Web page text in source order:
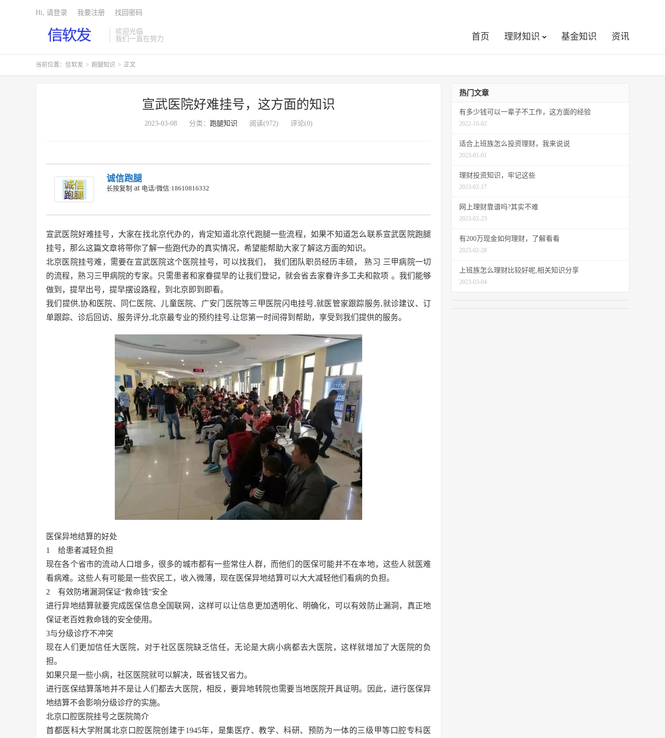
欢迎光临
我们一直在努力
首页 理财知识 基金知识 资讯
Hi, 请登录 我要注册 找回密码
当前位置： 信软发 > 跑腿知识 > 正文
宣武医院好难挂号，这方面的知识
2023-03-08 分类： 跑腿知识 阅读(972) 评论(0)
诚信跑腿
长按复制 at 电话/微信:18610816332
宣武医院好难挂号，大家在找北京代办的，肯定知道北京代跑腿一些流程，如果不知道怎么联系宣武医院跑腿
挂号，那么这篇文章将带你了解一些跑代办的真实情况，希望能帮助大家了解这方面的知识。
北京医院挂号难，需要在宣武医院这个医院挂号，可以找我们，
我们团队职员经历丰硕， 熟习 三甲病院一切
的流程，熟习三甲病院的专家。只需患者和家眷提早的让我们登记，就会省去家眷许多工夫和款项 。我们能够
做到，提早出号，提早摆设路程，到北京即到即看。
我们提供,协和医院、同仁医院、儿童医院、广安门医院等三甲医院闪电挂号,就医管家跟踪服务,就诊建议、订
单跟踪、诊后回访、服务评分,北京最专业的预约挂号.让您第一时间得到帮助，享受到我们提供的服务。
医保异地结算的好处
1 给患者减轻负担
现在各个省市的流动人口增多，很多的城市都有一些常住人群，而他们的医保可能并不在本地，这些人就医难
看病难。这些人有可能是一些农民工，收入微薄，现在医保异地结算可以大大减轻他们看病的负担。
2 有效防堵漏洞保证“救命钱”安全
进行异地结算就要完成医保信息全国联网，这样可以让信息更加透明化、明确化，可以有效防止漏洞，真正地
保证老百姓救命钱的安全使用。
3与分级诊疗不冲突
现在人们更加信任大医院，对于社区医院缺乏信任，无论是大病小病都去大医院，这样就增加了大医院的负
担。
如果只是一些小病，社区医院就可以解决，既省钱又省力。
进行医保结算落地并不是让人们都去大医院，相反，要异地转院也需要当地医院开具证明。因此，进行医保异
地结算不会影响分级诊疗的实施。
北京口腔医院挂号之医院简介
首都医科大学附属北京口腔医院创建于1945年，是集医疗、教学、科研、预防为一体的三级甲等口腔专科医
热门文章
有多少钱可以一辈子不工作，这方面的经验
2022-10-02
适合上班族怎么投资理财，我来说说
2023-01-01
理财投资知识，牢记这些
2023-02-17
网上理财靠谱吗?其实不难
2023-02-23
有200万现金如何理财，了解看看
2023-02-28
上班族怎么理财比较好呢,相关知识分享
2023-03-04